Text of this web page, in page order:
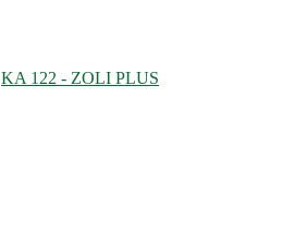
KA 122 - ZOLI PLUS